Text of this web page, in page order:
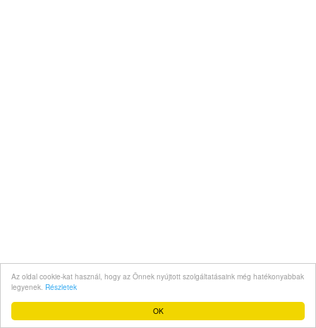
OK
Az oldal cookie-kat használ, hogy az Önnek nyújtott szolgáltatásaink még hatékonyabbak
legyenek. Részletek